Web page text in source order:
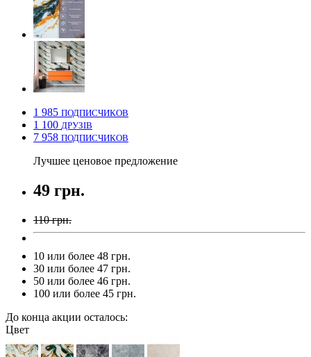
1 985 ПОДПИСЧИКОВ
1 100 ДРУЗІВ
7 958 ПОДПИСЧИКОВ
Лучшее ценовое предложение
49 грн.
110 грн.
10 или более 48 грн.
30 или более 47 грн.
50 или более 46 грн.
100 или более 45 грн.
До конца акции осталось:
Цвет